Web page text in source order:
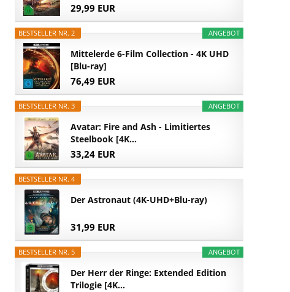
29,99 EUR
ANGEBOT
BESTSELLER NR. 2
Mittelerde 6-Film Collection - 4K UHD
[Blu-ray]
76,49 EUR
ANGEBOT
BESTSELLER NR. 3
Avatar: Fire and Ash - Limitiertes
Steelbook [4K...
33,24 EUR
BESTSELLER NR. 4
Der Astronaut (4K-UHD+Blu-ray)
31,99 EUR
ANGEBOT
BESTSELLER NR. 5
Der Herr der Ringe: Extended Edition
Trilogie [4K...